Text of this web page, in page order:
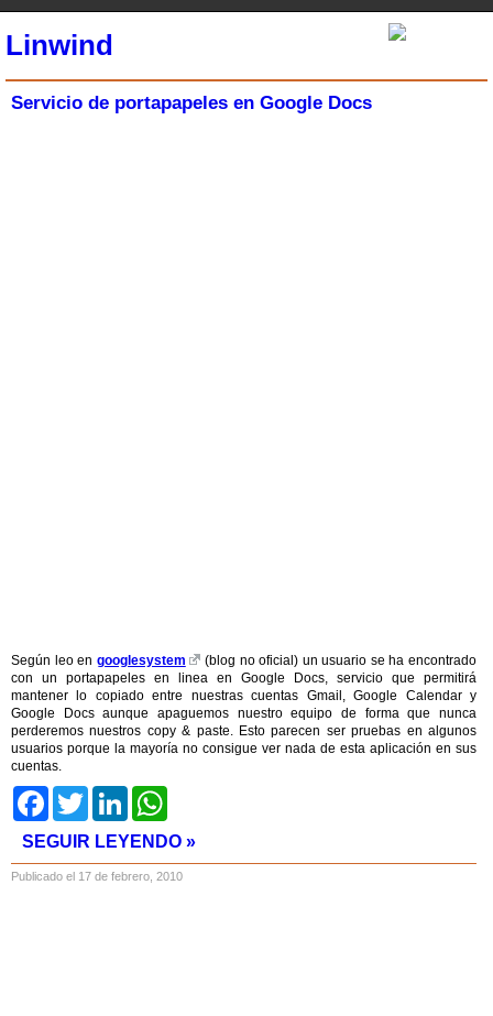
Linwind
Servicio de portapapeles en Google Docs
Según leo en googlesystem
(blog no oficial) un usuario se ha encontrado
con un portapapeles en linea en Google Docs, servicio que permitirá
mantener lo copiado entre nuestras cuentas Gmail, Google Calendar y
Google Docs aunque apaguemos nuestro equipo de forma que nunca
perderemos nuestros copy & paste. Esto parecen ser pruebas en algunos
usuarios porque la mayoría no consigue ver nada de esta aplicación en sus
cuentas.
FacebookTwitter LinkedIn
SEGUIR LEYENDO »
Publicado el 17 de febrero, 2010